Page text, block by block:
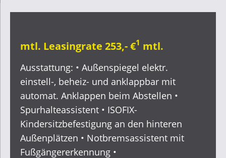
mtl. Leasingrate 253,- €1 mtl.
Ausstattung: • Außenspiegel elektr.
einstell-, beheiz- und anklappbar mit
automat. Anklappen beim Abstellen •
Spurhalteassistent • ISOFIX-
Kindersitzbefestigung an den hinteren
Außenplätzen • Notbremsassistent mit
Fußgängererkennung •